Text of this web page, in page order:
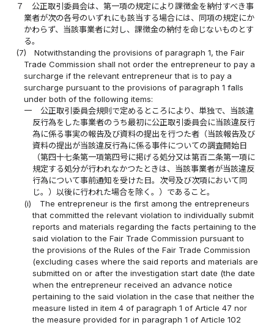
７
公正取引委員会は、第一項の規定により課徴金を納付すべき事
業者が次の各号のいずれにも該当する場合には、同項の規定にか
かわらず、当該事業者に対し、課徴金の納付を命じないものとす
る。
(7)
Notwithstanding the provisions of paragraph 1, the Fair
Trade Commission shall not order the entrepreneur to pay a
surcharge if the relevant entrepreneur that is to pay a
surcharge pursuant to the provisions of paragraph 1 falls
under both of the following items:
一
公正取引委員会規則で定めるところにより、単独で、当該違
反行為をした事業者のうち最初に公正取引委員会に当該違反行
為に係る事実の報告及び資料の提出を行つた者（当該報告及び
資料の提出が当該違反行為に係る事件についての調査開始日
（第四十七条第一項第四号に掲げる処分又は第百二条第一項に
規定する処分が行われなかつたときは、当該事業者が当該違反
行為について事前通知を受けた日。次号及び次項において同
じ。）以後に行われた場合を除く。）であること。
(i)
The entrepreneur is the first among the entrepreneurs
that committed the relevant violation to individually submit
reports and materials regarding the facts pertaining to the
said violation to the Fair Trade Commission pursuant to
the provisions of the Rules of the Fair Trade Commission
(excluding cases where the said reports and materials are
submitted on or after the investigation start date (the date
when the entrepreneur received an advance notice
pertaining to the said violation in the case that neither the
measure listed in item 4 of paragraph 1 of Article 47 nor
the measure provided for in paragraph 1 of Article 102